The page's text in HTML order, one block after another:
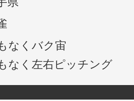
なくバク宙
なく左右ピッチング